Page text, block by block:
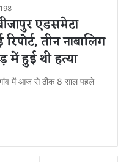
198
एडसमेटा
तीन नाबालिग
में हुई थी हत्या
में आज से ठीक 8 साल पहले